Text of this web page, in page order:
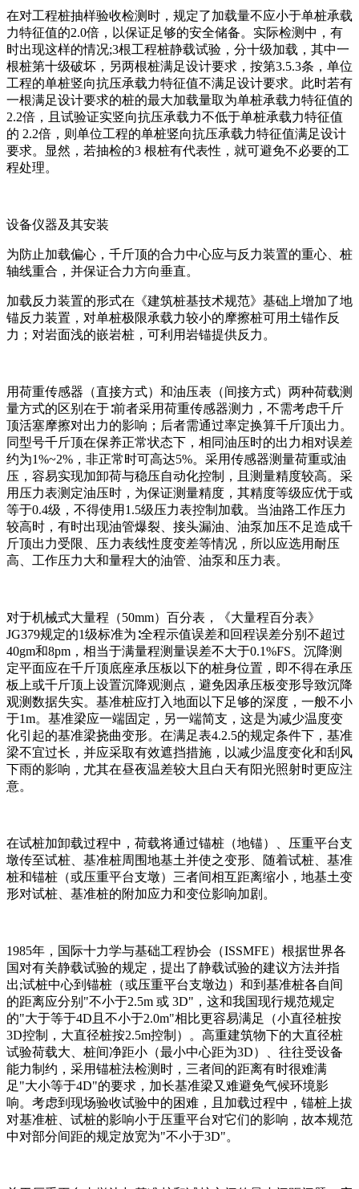
在对工程桩抽样验收检测时，规定了加载量不应小于单桩承载
力特征值的2.0倍，以保证足够的安全储备。实际检测中，有
时出现这样的情况;3根工程桩静载试验，分十级加载，其中一
根桩第十级破坏，另两根桩满足设计要求，按第3.5.3条，单位
工程的单桩竖向抗压承载力特征值不满足设计要求。此时若有
一根满足设计要求的桩的最大加载量取为单桩承载力特征值的
2.2倍，且试验证实竖向抗压承载力不低于单桩承载力特征值
的 2.2倍，则单位工程的单桩竖向抗压承载力特征值满足设计
要求。显然，若抽检的3 根桩有代表性，就可避免不必要的工
程处理。
设备仪器及其安装
为防止加载偏心，千斤顶的合力中心应与反力装置的重心、桩
轴线重合，并保证合力方向垂直。
加载反力装置的形式在《建筑桩基技术规范》基础上增加了地
锚反力装置，对单桩极限承载力较小的摩擦桩可用土锚作反
力；对岩面浅的嵌岩桩，可利用岩锚提供反力。
用荷重传感器（直接方式）和油压表（间接方式）两种荷载测
量方式的区别在于∶前者采用荷重传感器测力，不需考虑千斤
顶活塞摩擦对出力的影响；后者需通过率定换算千斤顶出力。
同型号千斤顶在保养正常状态下，相同油压时的出力相对误差
约为1%~2%，非正常时可高达5%。采用传感器测量荷重或油
压，容易实现加卸荷与稳压自动化控制，且测量精度较高。采
用压力表测定油压时，为保证测量精度，其精度等级应优于或
等于0.4级，不得使用1.5级压力表控制加载。当油路工作压力
较高时，有时出现油管爆裂、接头漏油、油泵加压不足造成千
斤顶出力受限、压力表线性度变差等情况，所以应选用耐压
高、工作压力大和量程大的油管、油泵和压力表。
对于机械式大量程（50mm）百分表，《大量程百分表》
JG379规定的1级标准为∶全程示值误差和回程误差分别不超过
40gm和8pm，相当于满量程测量误差不大于0.1%FS。沉降测
定平面应在千斤顶底座承压板以下的桩身位置，即不得在承压
板上或千斤顶上设置沉降观测点，避免因承压板变形导致沉降
观测数据失实。基准桩应打入地面以下足够的深度，一般不小
于1m。基准梁应一端固定，另一端简支，这是为减少温度变
化引起的基准梁挠曲变形。在满足表4.2.5的规定条件下，基准
梁不宜过长，并应采取有效遮挡措施，以减少温度变化和刮风
下雨的影响，尤其在昼夜温差较大且白天有阳光照射时更应注
意。
在试桩加卸载过程中，荷载将通过锚桩（地锚）、压重平台支
墩传至试桩、基准桩周围地基土并使之变形、随着试桩、基准
桩和锚桩（或压重平台支墩）三者间相互距离缩小，地基土变
形对试桩、基准桩的附加应力和变位影响加剧。
1985年，国际十力学与基础工程协会（ISSMFE）根据世界各
国对有关静载试验的规定，提出了静载试验的建议方法并指
出;试桩中心到锚桩（或压重平台支墩边）和到基准桩各自间
的距离应分别"不小于2.5m 或 3D"，这和我国现行规范规定
的"大于等于4D且不小于2.0m"相比更容易满足（小直径桩按
3D控制，大直径桩按2.5m控制）。高重建筑物下的大直径桩
试验荷载大、桩间净距小（最小中心距为3D）、往往受设备
能力制约，采用锚桩法检测时，三者间的距离有时很难满
足"大小等于4D"的要求，加长基准梁又难避免气候环境影
响。考虑到现场验收试验中的困难，且加载过程中，锚桩上拔
对基准桩、试桩的影响小于压重平台对它们的影响，故本规范
中对部分间距的规定放宽为"不小于3D"。